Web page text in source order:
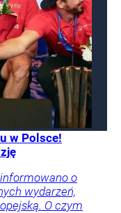
w Polsce!
o
wydarzeń,
O czym